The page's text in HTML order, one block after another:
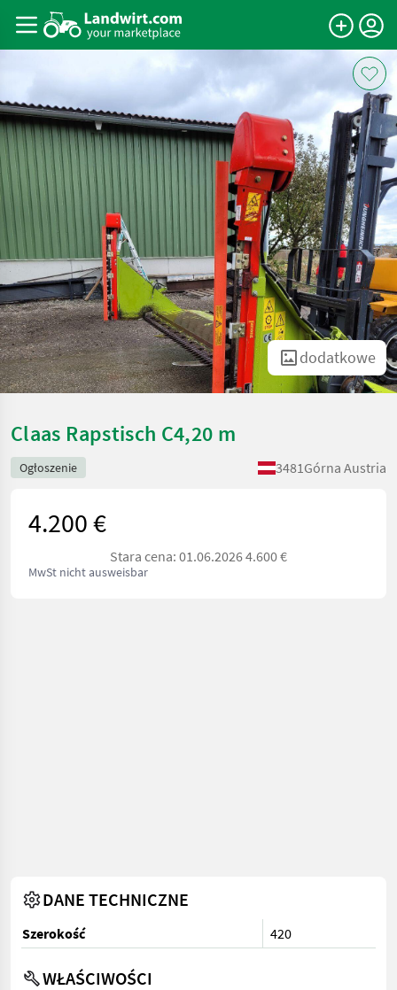
dodatkowe
Claas Rapstisch C4,20 m
Ogłoszenie 3481Górna Austria
4.200 €
Stara cena: 01.06.2026 4.600 €
MwSt nicht ausweisbar
DANE TECHNICZNE
Szerokość 420
WŁAŚCIWOŚCI